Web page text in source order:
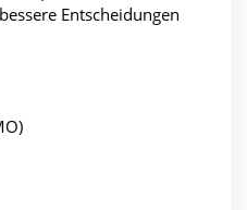
Entscheidungen